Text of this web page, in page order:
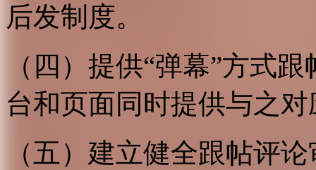
后发制度。
（四）提供“弹幕”方式
台和页面同时提供与之
（五）建立健全跟帖评